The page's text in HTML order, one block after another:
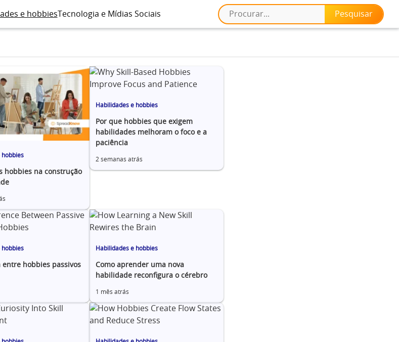
e hobbiesTecnologia e Mídias Sociais
hobbies
hobbies na construção
Habilidades e hobbies
Por que hobbies que exigem
habilidades melhoram o foco e a
paciência
2 semanas atrás
hobbies
entre hobbies passivos
Habilidades e hobbies
Como aprender uma nova
habilidade reconfigura o cérebro
1 mês atrás